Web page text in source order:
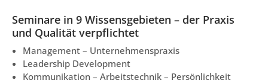
Seminare in 9 Wissensgebieten – der Praxis
und Qualität verpflichtet
Management – Unternehmenspraxis
Leadership Development
Kommunikation – Arbeitstechnik – Persönlichkeit